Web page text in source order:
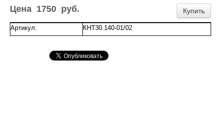
Купить
Цена 1750 руб.
Артикул: КНТ30.140-01/02